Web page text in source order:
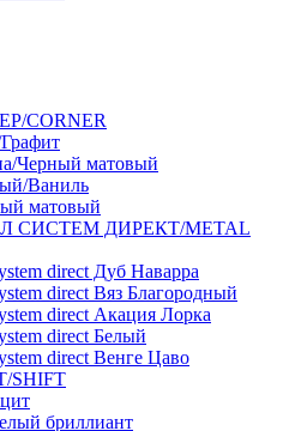
CORNER
Черный матовый
Ваниль
матовый
СИСТЕМ ДИРЕКТ/METAL
direct Дуб Наварра
direct Вяз Благородный
direct Акация Лорка
direct Белый
direct Венге Цаво
SHIFT
бриллиант